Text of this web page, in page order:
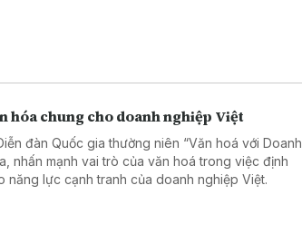
hóa chung cho doanh nghiệp Việt
đàn Quốc gia thường niên “Văn hoá với Doanh
nhấn mạnh vai trò của văn hoá trong việc định
năng lực cạnh tranh của doanh nghiệp Việt.